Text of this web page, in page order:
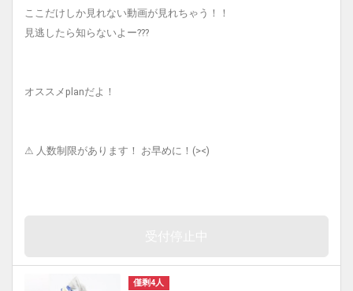
ここだけしか見れない動画が見れちゃう！！
見逃したら知らないよー???
オススメplanだよ！
⚠︎ 人数制限があります！ お早めに！(><)
僅剩4人